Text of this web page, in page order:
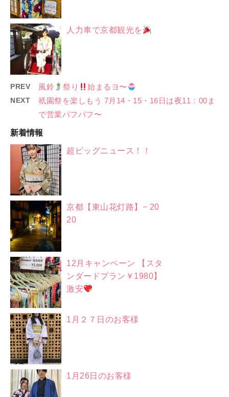
人力車で京都観光を
PREV 風鈴 祭り 始まるヨ〜
NEXT
祇園祭を楽しもう 7月14・15・16日は夜11：00ま
で営業パフパフ〜
新着情報
超ビッグニュース！！
京都【東山花灯路】− 20
20
12月キャンペーン 【スタ
ンダードプラン￥1980】
激安
1月２７日のお客様
1月26日のお客様